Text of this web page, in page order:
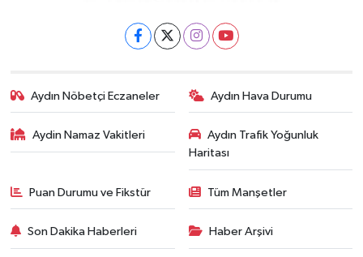
Aydın Nöbetçi Eczaneler Aydın Hava Durumu
Aydin Namaz Vakitleri
Aydın Trafik Yoğunluk
Haritası
Puan Durumu ve Fikstür Tüm Manşetler
Son Dakika Haberleri Haber Arşivi